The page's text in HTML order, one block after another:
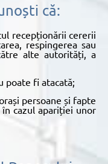
că:
recepționării cererii
respingerea sau
alte autorități, a
poate fi atacată;
persoane și fapte
cazul apariției unor